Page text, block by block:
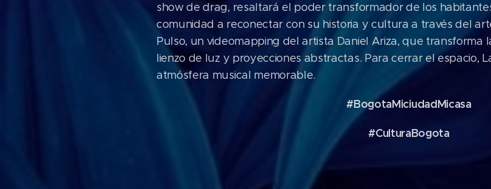
show de drag, resaltará el poder transformador de los
comunidad a reconectar con su historia y cultura a través del
Pulso, un videomapping del artista Daniel Ariza, que transforma
lienzo de luz y proyecciones abstractas. Para cerrar el espacio,
atmósfera musical memorable.
#BogotaMiciudadMicasa
#CulturaBogota